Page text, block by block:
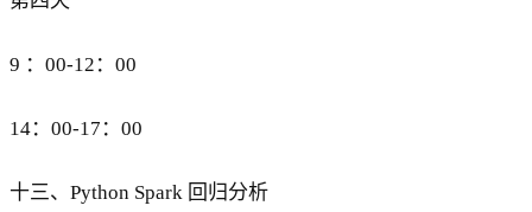
9 ：00-12：00
14：00-17：00
十三、Python Spark 回归分析